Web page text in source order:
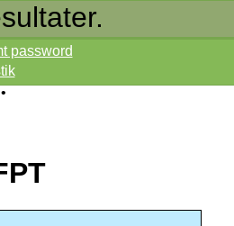
password
•